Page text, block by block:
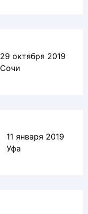
29 октября 2019
Сочи
11 января 2019
Уфа